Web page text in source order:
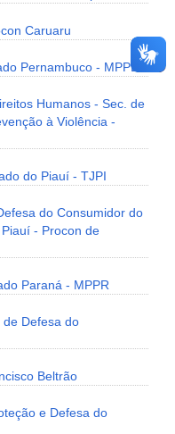
Caruaru
Pernambuco - MPPE
Humanos - Sec. de
à Violência -
do Piauí - TJPI
do Consumidor do
- Procon de
Paraná - MPPR
de Defesa do
Beltrão
e Defesa do